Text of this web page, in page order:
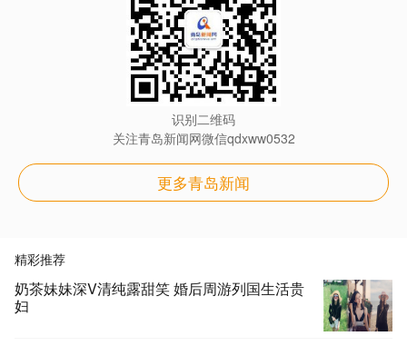
识别二维码
关注青岛新闻网微信qdxww0532
更多青岛新闻
精彩推荐
奶茶妹妹深V清纯露甜笑 婚后周游列国生活贵
妇